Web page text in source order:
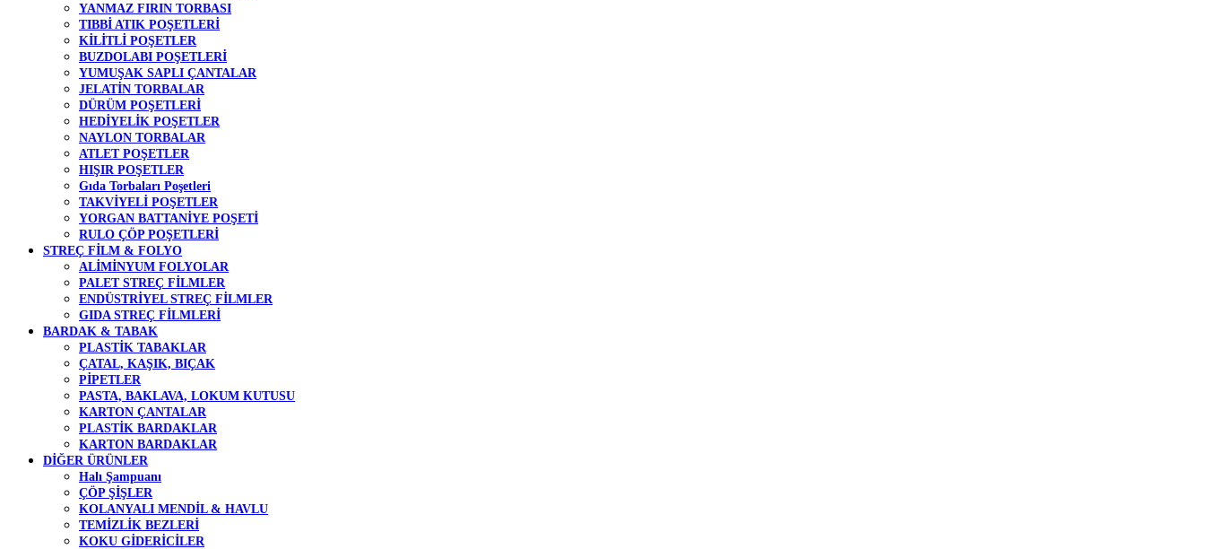
YANMAZ FIRIN TORBASI
TIBBİ ATIK POŞETLERİ
KİLİTLİ POŞETLER
BUZDOLABI POŞETLERİ
YUMUŞAK SAPLI ÇANTALAR
JELATİN TORBALAR
DÜRÜM POŞETLERİ
HEDİYELİK POŞETLER
NAYLON TORBALAR
ATLET POŞETLER
HIŞIR POŞETLER
Gıda Torbaları Poşetleri
TAKVİYELİ POŞETLER
YORGAN BATTANİYE POŞETİ
RULO ÇÖP POŞETLERİ
STREÇ FİLM & FOLYO
ALİMİNYUM FOLYOLAR
PALET STREÇ FİLMLER
ENDÜSTRİYEL STREÇ FİLMLER
GIDA STREÇ FİLMLERİ
BARDAK & TABAK
PLASTİK TABAKLAR
ÇATAL, KAŞIK, BIÇAK
PİPETLER
PASTA, BAKLAVA, LOKUM KUTUSU
KARTON ÇANTALAR
PLASTİK BARDAKLAR
KARTON BARDAKLAR
DİĞER ÜRÜNLER
Halı Şampuanı
ÇÖP ŞİŞLER
KOLANYALI MENDİL & HAVLU
TEMİZLİK BEZLERİ
KOKU GİDERİCİLER